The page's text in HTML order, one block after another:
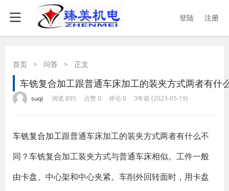
登陆 注册
首页 > 问答 > 正文
车铣复合加工跟普通车床加工的装夹方式两者有什
suqi 浏览 895 点赞 0 评论 0 3年前 (2023-05-19)
车铣复合加工跟普通车床加工的装夹方式两者有什么不
同？车铣复合加工装夹方式与普通车床相似。工件一般
由卡盘、中心架和中心夹紧。车削外回转面时，用卡盘